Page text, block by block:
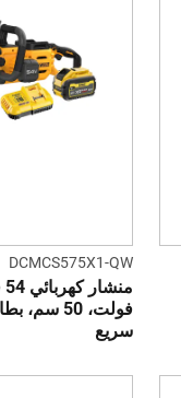
DCMCS575X1-QW
سريع